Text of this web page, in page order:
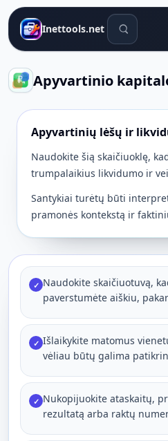
Inettools.net Paieškos
Apyvartinio
Apyvartinių lėšų ir
Naudokite šią skaičiuoklę,
trumpalaikius likvidumo ir
Santykiai turėtų būti
pramonės kontekstą ir
✓ Naudokite skaičiuotuvą,
paverstumėte aiškiu,
✓ Išlaikykite matomus
vėliau būtų galima
✓ Nukopijuokite ataskaitų,
rezultatą arba raktų